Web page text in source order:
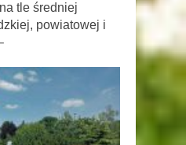
tle średniej
powiatowej i